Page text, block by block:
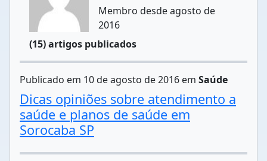
Membro desde agosto de
2016
(15) artigos publicados
Publicado em 10 de agosto de 2016 em Saúde
Dicas opiniões sobre atendimento a
saúde e planos de saúde em
Sorocaba SP